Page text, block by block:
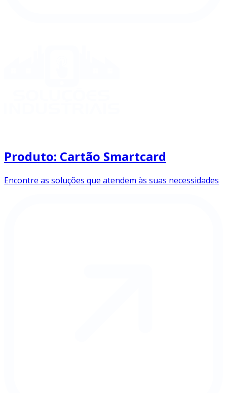
Produto: Cartão Smartcard
Encontre as soluções que atendem às suas necessidades